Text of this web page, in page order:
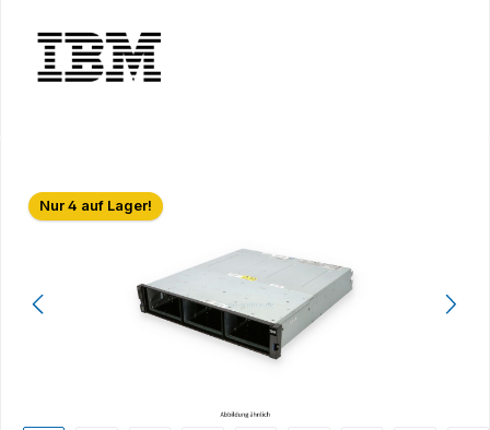
Bildergalerie überspringen
Nur 4 auf Lager!